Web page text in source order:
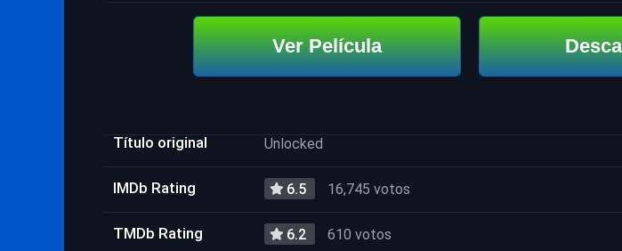
Ver Película
Título original Unlocked
IMDb Rating 6.5 16,745 votos
TMDb Rating 6.2 610 votos